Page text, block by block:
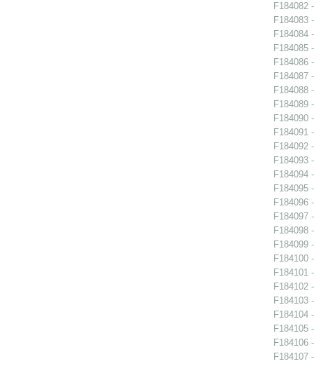
F184082
F184083
F184084
F184085
F184086
F184087
F184088
F184089
F184090
F184091
F184092
F184093
F184094
F184095
F184096
F184097
F184098
F184099
F184100
F184101
F184102
F184103
F184104
F184105
F184106
F184107